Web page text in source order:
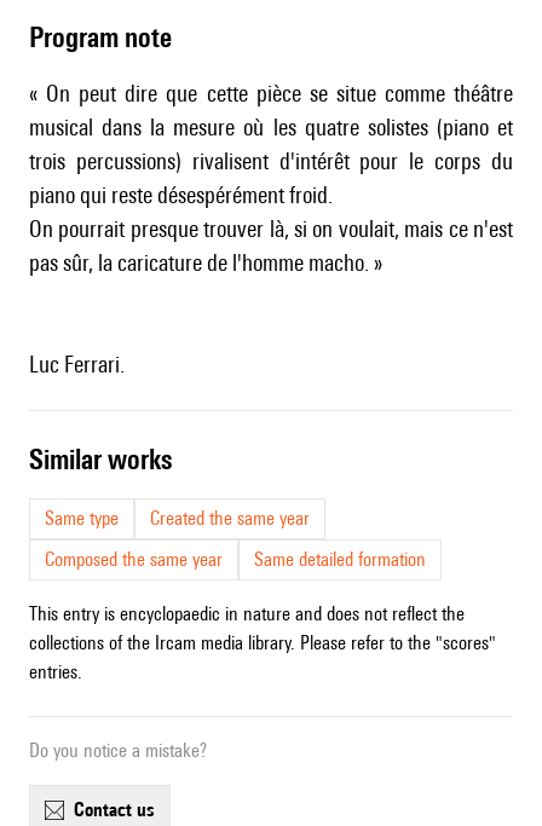
Program note
« On peut dire que cette pièce se situe comme théâtre
musical dans la mesure où les quatre solistes (piano et
trois percussions) rivalisent d'intérêt pour le corps du
piano qui reste désespérément froid.
On pourrait presque trouver là, si on voulait, mais ce n'est
pas sûr, la caricature de l'homme macho. »
Luc Ferrari.
similar works
Same type
Created the same year
Composed the same year
Same detailed formation
This entry is encyclopaedic in nature and does not reflect the
collections of the Ircam media library. Please refer to the "scores"
entries.
Do you notice a mistake?
contact us